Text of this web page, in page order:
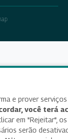
e prover serviços
você terá
em "Rejeitar", os
serão